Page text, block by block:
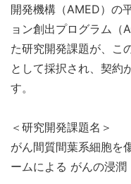
開発機構（AMED）の
ョン創出プログラム（
た研究開発課題が、こ
として採択され、契約
す。
＜研究開発課題名＞
がん間質間葉系細胞を
ームによる がんの浸